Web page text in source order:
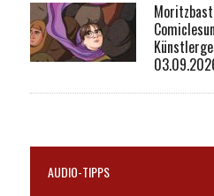
AUDIO-TIPPS